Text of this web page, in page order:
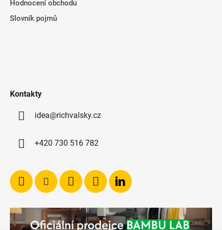
Hodnocení obchodu
Slovník pojmů
Kontakty
idea@richvalsky.cz
+420 730 516 782